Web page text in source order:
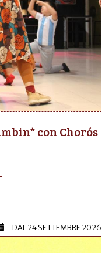
con Chorós
DAL24 SETTEMBRE 2026